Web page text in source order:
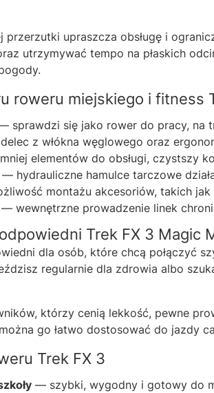
przerzutki upraszcza obsługę i
utrzymywać tempo na płaskich
roweru miejskiego i fitness
sprawdzi się jako rower do pracy, na
z włókna węglowego oraz
elementów do obsługi, czystszy
— hydrauliczne hamulce tarczowe
montażu akcesoriów, takich jak
— wewnętrzne prowadzenie linek
Trek FX 3 Magic
dla osób, które chcą połączyć
regularnie dla zdrowia albo
którzy cenią lekkość, pewne
go łatwo dostosować do jazdy
Trek FX 3
— szybki, wygodny i gotowy do